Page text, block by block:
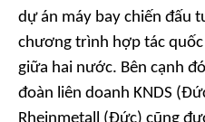
dự án máy bay chiến đấu
chương trình hợp tác
giữa hai nước. Bên cạnh
đoàn liên doanh KNDS